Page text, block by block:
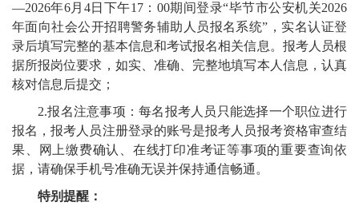
—2026年6月 4日下午17： 00期间登录“毕节市公安机关2026
年面向社会公开招聘警务辅助人员报名系统” ，实名认证登
录后填写完整的基本信息和考试报名相关信息。报考人员根
据所报岗位要求，如实、准确、完整地填写本人信息，认真
核对信息后提交；
2.报名注意事项：每名报考人员只能选择一个职位进行
报名，报考人员注册登录的账号是报考人员报考资格审查结
果、网上缴费确认
在线打印准考证等事项的重要查询依
据，请确保手机号准确无误并保持通信畅通 。
特别提醒：